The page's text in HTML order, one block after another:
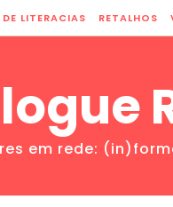
LITERACIAS RETALHOS
em rede: